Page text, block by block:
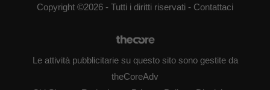
Copyright ©2026 - Tutti i diritti riservati - Contattaci
Le attività pubblicitarie su questo sito sono gestite da
theCoreAdv